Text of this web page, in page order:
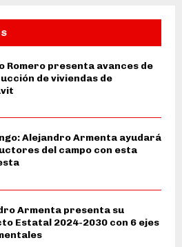
Romero presenta avances de
de viviendas de
Alejandro Armenta ayudará
del campo con esta
Armenta presenta su
Estatal 2024-2030 con 6 ejes